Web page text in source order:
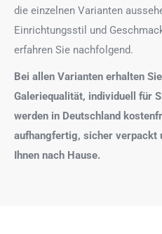
die einzelnen Varianten
Einrichtungsstil und
erfahren Sie nachfolgend.
Bei allen Varianten erhalten
Galeriequalität, individuell für
werden in Deutschland
aufhangfertig, sicher verpackt
Ihnen nach Hause.